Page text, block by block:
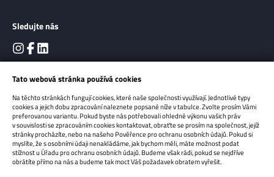
Sledujte nás
Copyright 2026OPTIMA Precise s.r.o.Všechna práva vyhrazena.
Sun-shop - tvorba eshopů
Tato webová stránka používá cookies
Na těchto stránkách fungují cookies, které naše společnosti využívají. Jednotlivé typy
cookies a jejich dobu zpracování naleznete popsané níže v tabulce. Zvolte prosím Vámi
preferovanou variantu. Pokud byste nás potřebovali ohledně výkonu vašich práv
v souvislosti se zpracováním cookies kontaktovat, obraťte se prosím na společnost, jejíž
stránky procházíte, nebo na našeho Pověřence pro ochranu osobních údajů. Pokud si
myslíte, že s osobními údaji nenakládáme, jak bychom měli, máte možnost podat
stížnost u Úřadu pro ochranu osobních údajů. Budeme však rádi, pokud se nejdříve
obrátíte přímo na nás a budeme tak moct Váš požadavek obratem vyřešit.